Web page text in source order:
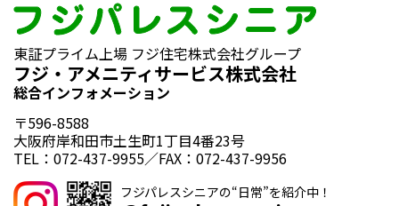
東証プライム上場 フジ住宅株式会社グループ
フジ・アメニティサービス株式会社
総合インフォメーション
〒596-8588
大阪府岸和田市土生町1丁目4番23号
TEL：072-437-9955／FAX：072-437-9956
フジパレスシニアの“日常”を紹介中！